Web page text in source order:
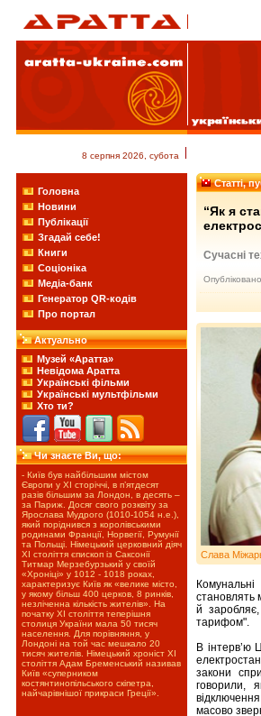
8 серпня 2026, субота
Головна
Новини
Публікації
Згадай себе!
Книги
Соціоніка
Медіа-банк
Генератор QR-кодів
Про портал
Актуально
Музей «Аратта»
Невідома Аратта
Українські фільми
Українські мультфільми
Хто ти?
Чи знаєте Ви, що:
- Київ був найбільшим містом
Європи у ХІ сторіччі, в п’ятдесят
разів більшим за Лондон, в десять –
за Париж. Досяг свого розквіту за
Ярослава Мудрого (1010-1054 н.е.),
який поріднився з королівськими
родинами Франції, Норвегії, Румунії
та Польщі. Німецький церковний діяч
XІ століття єпископ із Саксонії
Титмар Мерзебурзький у своїй
«Хроніці» у 1012 - 1018 роках,
характеризує Київ як «велике місто,
у якому більш 400 церков, 8 ринків,
незліченна кількість жителів». На
початку ХІ століття теперішня
столиця України мала 50 тисяч
населення. Для порівняння, у
Лондоні на той час мешкало 20
тисяч жителів. Німецький хроніст XІ
століття Адам Бременський називав
Київ «суперником
костянтинопільського скіпетра,
найчарівнішої прикраси Греції».
Статті,
“Як я
Сучасні
Слава
становлять
й
тарифом".
В інтерв’ю
закони
говорили,
масово